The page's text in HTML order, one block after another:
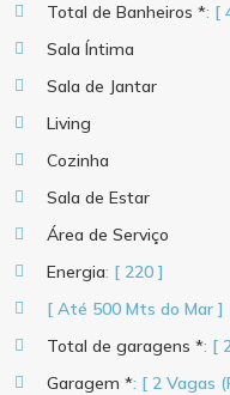
Total de Banheiros *: [
Sala Íntima
Sala de Jantar
Living
Cozinha
Sala de Estar
Área de Serviço
Energia: [ 220 ]
[ Até 500 Mts do Mar ]
Total de garagens *: [
Garagem *: [ 2 Vagas